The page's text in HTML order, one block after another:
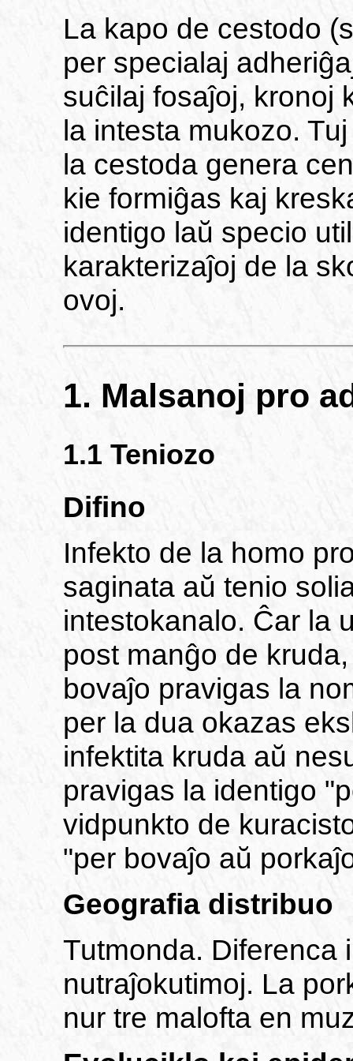
La kapo de cestodo
per specialaj
suĉilaj fosaĵoj, kronoj
la intesta mukozo.
la cestoda genera
kie formiĝas kaj
identigo laŭ specio
karakterizaĵoj de la
ovoj.
1. Malsanoj pro
1.1 Teniozo
Difino
Infekto de la homo
saginata aŭ tenio
intestokanalo. Ĉar la
post manĝo de
bovaĵo pravigas la
per la dua okazas
infektita kruda aŭ
pravigas la identigo
vidpunkto de
"per bovaĵo aŭ
Geografia distribuo
Tutmonda. Diferenca
nutraĵokutimoj. La
nur tre malofta en